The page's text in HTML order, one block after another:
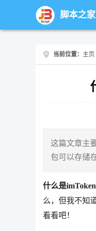
脚本之家
当前位置： 主页
这篇文章主
包可以存储
什么是imToken
么，但我不知
看看吧！